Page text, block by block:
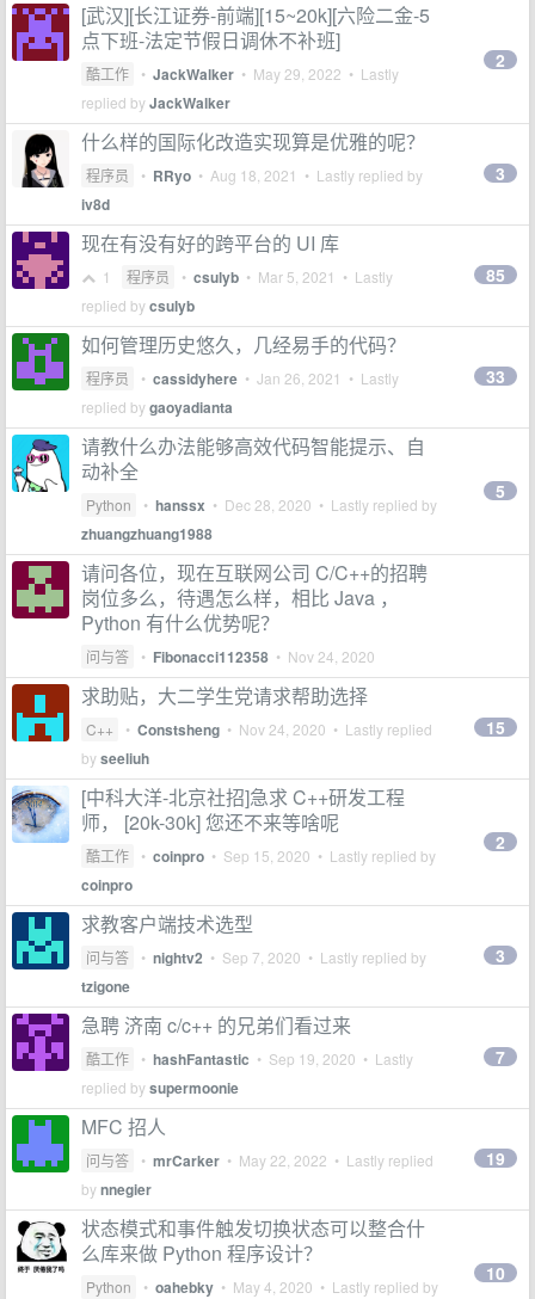
[武汉][长江证券-前端][15~20k][六险二金-5
点下班-法定节假日调休不补班]
酷工作 • JackWalker • May 29, 2022 • Lastly
replied byJackWalker
2
什么样的国际化改造实现算是优雅的呢？
程序员 • RRyo • Aug 18, 2021 • Lastly replied by
iv8d
3
现在有没有好的跨平台的 UI 库
1 程序员 • csulyb • Mar 5, 2021 • Lastly
replied bycsulyb
85
如何管理历史悠久，几经易手的代码？
程序员 • cassidyhere • Jan 26, 2021 • Lastly
replied bygaoyadianta
33
请教什么办法能够高效代码智能提示、自
动补全
Python • hanssx • Dec 28, 2020 • Lastly replied by
zhuangzhuang1988
5
请问各位，现在互联网公司 C/C++的招聘
岗位多么，待遇怎么样，相比 Java ，
Python 有什么优势呢？
问与答 • Fibonacci112358 • Nov 24, 2020
求助贴，大二学生党请求帮助选择
C++ • Constsheng • Nov 24, 2020 • Lastly replied
byseeliuh
15
[中科大洋-北京社招]急求 C++研发工程
师， [20k-30k] 您还不来等啥呢
酷工作 • coinpro • Sep 15, 2020 • Lastly replied by
coinpro
2
求教客户端技术选型
问与答 • nightv2 • Sep 7, 2020 • Lastly replied by
tzigone
3
急聘 济南 c/c++ 的兄弟们看过来
酷工作 • hashFantastic • Sep 19, 2020 • Lastly
replied bysupermoonie
7
MFC 招人
问与答 • mrCarker • May 22, 2022 • Lastly replied
bynnegier
19
状态模式和事件触发切换状态可以整合什
么库来做 Python 程序设计？
Python • oahebky • May 4, 2020 • Lastly replied by
10